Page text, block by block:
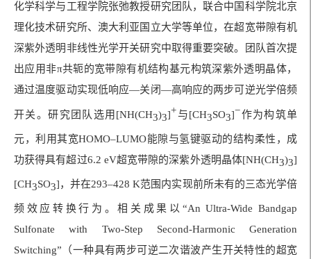
化学科学与工程学院张弛教授研究团队，联合中国科学院北京
理化技术研究所、澳大利亚国立大学等单位，在超宽带隙有机
深紫外透明非线性光学开关研究中取得重要突破。团队首次提
出应用非π共轭的宽带隙有机结构基元构筑深紫外透明晶体，
通过温度驱动实现低响应—关闭—高响应的两步可逆光学倍频
开关。研究团队选用 [NH(CH3)3]+与[CH3SO3]−作为构筑单
元，利用其宽HOMO–LUMO能隙与氢键驱动的结构柔性，成
功获得具有超过6.2 eV超宽带隙的深紫外透明晶体[NH(CH3)3]
[CH3SO3]，并在293–428 K范围内实现前所未有的三态光学倍
频效应转换行为。相关成果以“An Ultra-Wide Bandgap
Sulfonate with Two-Step Second-Harmonic Generation
Switching”（一种具有两步可逆二次谐波产生开关特性的超宽